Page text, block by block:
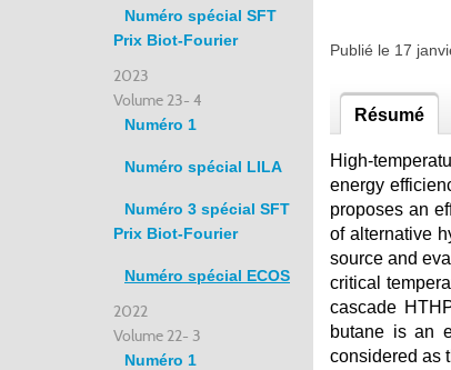
Numéro spécial SFT
Prix Biot-Fourier
2023
Volume 23- 4
Numéro 1
Numéro spécial LILA
Numéro 3 spécial SFT
Prix Biot-Fourier
Numéro spécial ECOS
2022
Volume 22- 3
Numéro 1
Publié le 17
Résumé
High-
energy
proposes an
of alternative
source and
critical
cascade
butane is an
considered as